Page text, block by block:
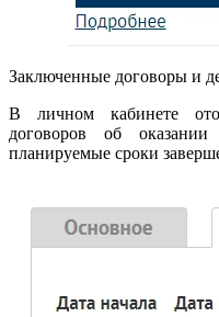
Заключенные договоры и
В личном кабинете
договоров об
планируемые сроки